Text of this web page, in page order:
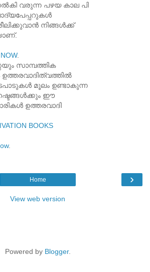
വരുന്ന പഴയ കാല പി
നിങ്ങൾക്ക്
.
സാമ്പത്തിക
മൂലം ഉണ്ടാകുന്ന
ഈ
ഉത്തരവാദി
BOOKS
.
›
Home
View web version
Powered by Blogger.